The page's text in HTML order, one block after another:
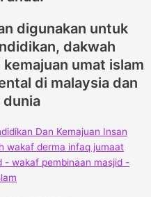
digunakan untuk
dakwah
umat islam
di malaysia dan
dunia